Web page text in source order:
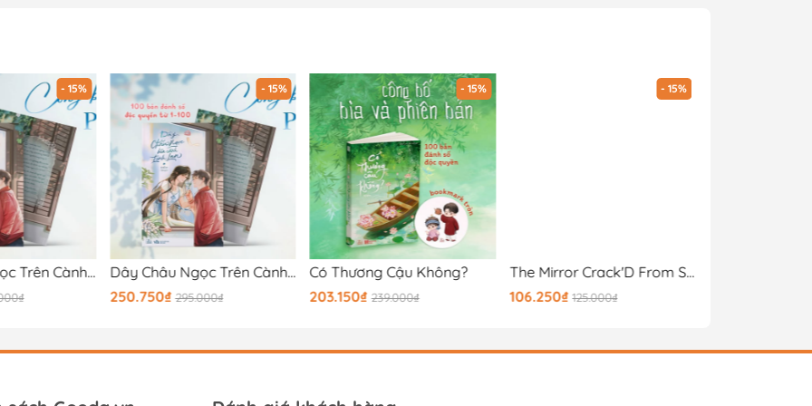
- 15%
Dây Châu Ngọc Trên Cành Linh Lan
- 15%
Dây Châu Ngọc Trên Cành Linh Lan - Bản Đặc Biệt
250.750₫ 295.000₫
- 15%
Có Thương Cậu Không?
203.150₫ 239.000₫
- 15%
The Mirror Crack'D From Side To Side - Tấm Gương Nứt Vỡ - Một Vụ Án Của Jane Marple
106.250₫ 125.000₫